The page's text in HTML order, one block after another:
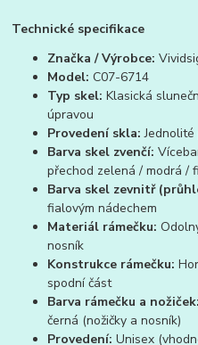
Technické specifikace
Značka / Výrobce:
Model: C07-6714
Typ skel: Klasická
úpravou
Provedení skla:
Barva skel zvenčí:
přechod zelená / modrá /
Barva skel zevnitř
fialovým nádechem
Materiál rámečku:
nosník
Konstrukce rámečku:
spodní část
Barva rámečku a nožiček:
černá (nožičky a nosník)
Provedení: Unisex